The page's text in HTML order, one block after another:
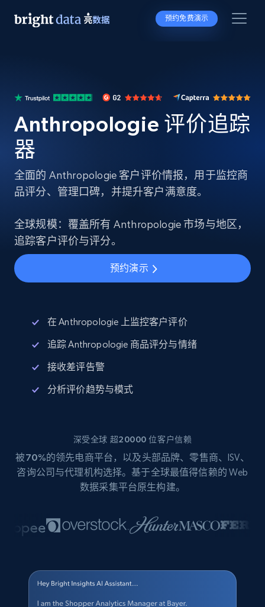
预约免费演示
Anthropologie 评价追踪
器
全面的 Anthropologie 客户评价情报，用于监控商
品评分、管理口碑，并提升客户满意度。
全球规模：覆盖所有 Anthropologie 市场与地区，
追踪客户评价与评分。
预约演示
在 Anthropologie 上监控客户评价
追踪 Anthropologie 商品评分与情绪
接收差评告警
分析评价趋势与模式
深受全球 超20000 位客户信赖
被70%的领先电商平台，以及头部品牌、零售商、ISV、
咨询公司与代理机构选择。基于全球最值得信赖的 Web
数据采集平台原生构建。